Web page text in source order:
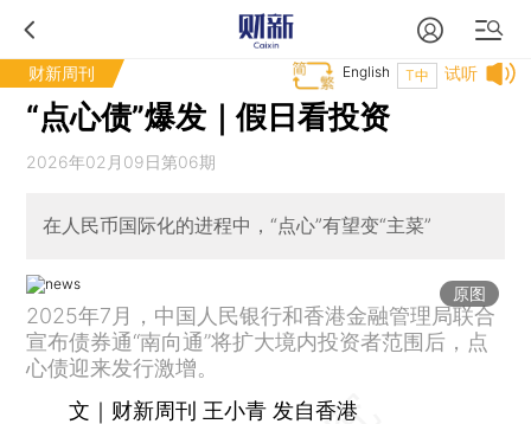
财新周刊 试听
T中
English
“点心债”爆发｜假日看投资
2026年02月09日第06期
在人民币国际化的进程中，“点心”有望变“主菜”
原图
2025年7月，中国人民银行和香港金融管理局联合
宣布债券通“南向通”将扩大境内投资者范围后，点
心债迎来发行激增。
文｜财新周刊 王小青 发自香港